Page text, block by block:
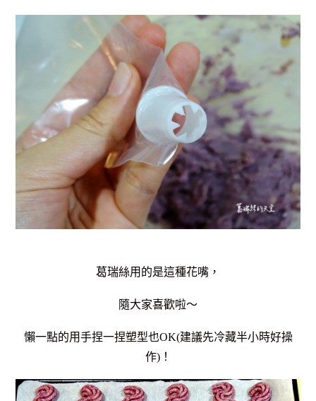
葛瑞絲用的是這種花嘴，
隨大家喜歡啦～
懶一點的用手捏一捏塑型也OK(建議先冷藏半小時好操
作)！